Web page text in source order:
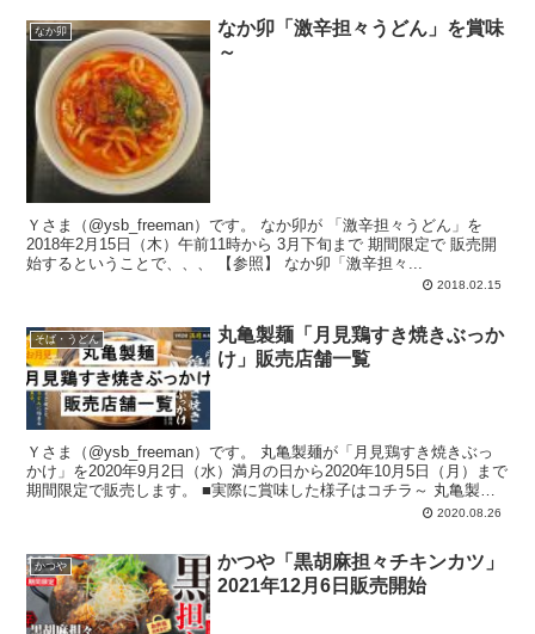
なか卯
なか卯「激辛担々うどん」を賞味
～
Ｙさま（@ysb_freeman）です。 なか卯が 「激辛担々うどん」を
2018年2月15日（木）午前11時から 3月下旬まで 期間限定で 販売開
始するということで、、、 【参照】 なか卯「激辛担々...
2018.02.15
そば・うどん
丸亀製麺「月見鶏すき焼きぶっか
け」販売店舗一覧
Ｙさま（@ysb_freeman）です。 丸亀製麺が「月見鶏すき焼きぶっ
かけ」を2020年9月2日（水）満月の日から2020年10月5日（月）まで
期間限定で販売します。 ■実際に賞味した様子はコチラ～ 丸亀製麺
2020.08.26
かつや
かつや「黒胡麻担々チキンカツ」
2021年12月6日販売開始